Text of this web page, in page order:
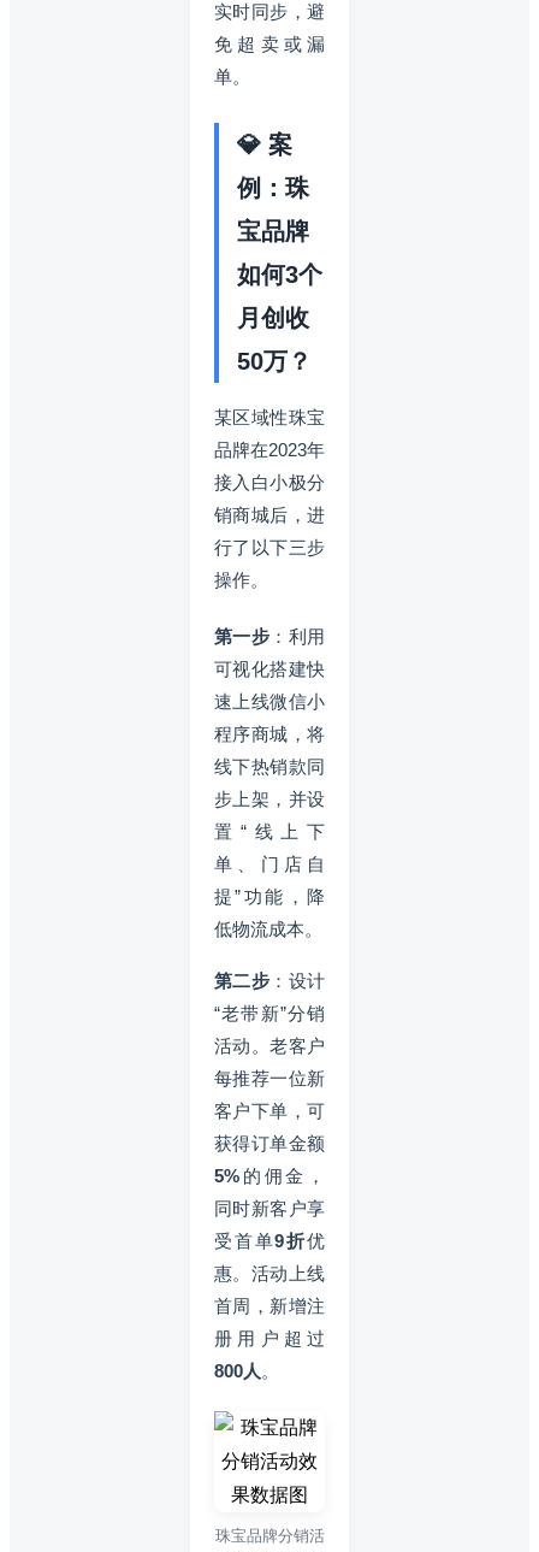
实时同步，避
免超卖或漏
单。
💎 案
例：珠
宝品牌
如何3个
月创收
50万？
某区域性珠宝
品牌在2023年
接入白小极分
销商城后，进
行了以下三步
操作。
第一步 ：利用
可视化搭建快
速上线微信小
程序商城，将
线下热销款同
步上架，并设
置“线上下
单、门店自
提”功能，降
低物流成本。
第二步 ：设计
“老带新”分销
活动。老客户
每推荐一位新
客户下单，可
获得订单金额
5% 的佣金，
同时新客户享
受首单9折优
惠。活动上线
首周，新增注
册用户超过
800人 。
珠宝品牌分销活